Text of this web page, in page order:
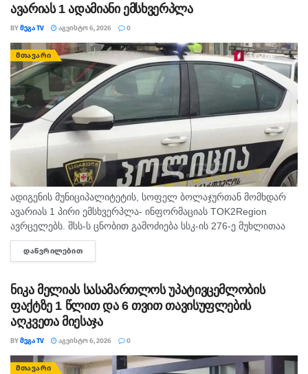
თბილისში ცხოვრობდა. თიკო გედენძეს მეუღლე და
ორი მცირეწლოვანი შვილი დარჩა.
ავარიას 1 ადამიანი ემსხვერპლა
BYᲛᲔᲒᲐ TV ᲐᲒᲕᲘᲡᲢᲝ 6, 2026 0
ᲛᲗᲐᲕᲐᲠᲘ
ადიგენის მუნიციპალიტეტის, სოფელ ბოლაჯურთან მომხდარ
ავარიას 1 პირი ემსხვერპლა- ინფორმაციას TOK2Region
ავრცელებს. შსს-ს ცნობით გამოძიება სსკ-ის 276-ე მუხლითაა
დაწყებული, რაც ტრანსპორტის მოძრაობის უსაფრთხოების ან
ექსპლუატაციის წესის დარღვევას გულისხმობს.
ᲓᲐᲬᲕᲠᲘᲚᲔᲑᲘᲗ
ნიკა მელიას სასამართლოს უპატივცემლობის
ფაქტზე 1 წლით და 6 თვით თავისუფლების
აღკვეთა მიესაჯა
BYᲛᲔᲒᲐ TV ᲐᲒᲕᲘᲡᲢᲝ 6, 2026 0
ᲛᲗᲐᲕᲐᲠᲘ